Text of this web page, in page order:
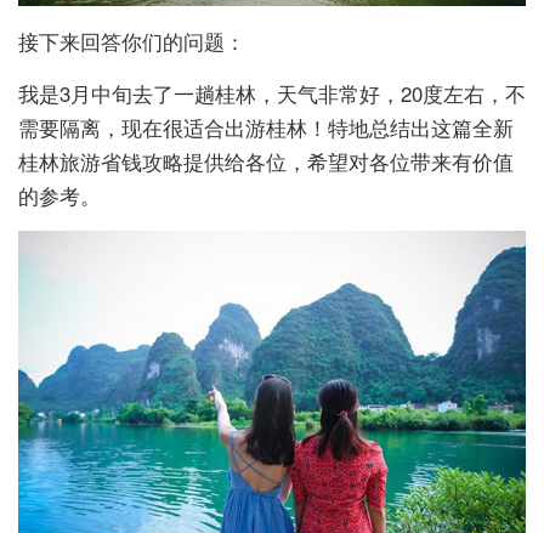
接下来回答你们的问题：
我是3月中旬去了一趟桂林，天气非常好，20度左右，不
需要隔离，现在很适合出游桂林！特地总结出这篇全新
桂林旅游省钱攻略提供给各位，希望对各位带来有价值
的参考。